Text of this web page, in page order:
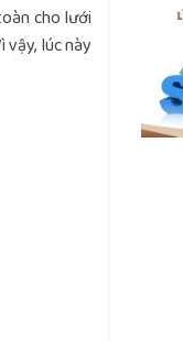
cho lưới
lúc này